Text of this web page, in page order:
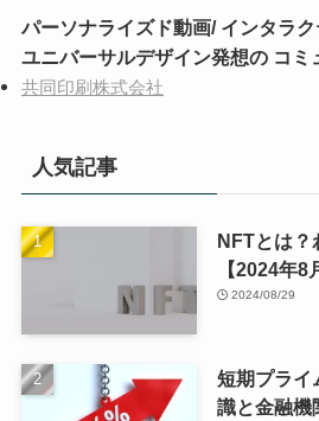
パーソナライズド動画/ インタラ
ユニバーサルデザイン発想の コミ
共同印刷株式会社
人気記事
NFTとは？
【2024年8
2024/08/29
短期プライ
識と金融機